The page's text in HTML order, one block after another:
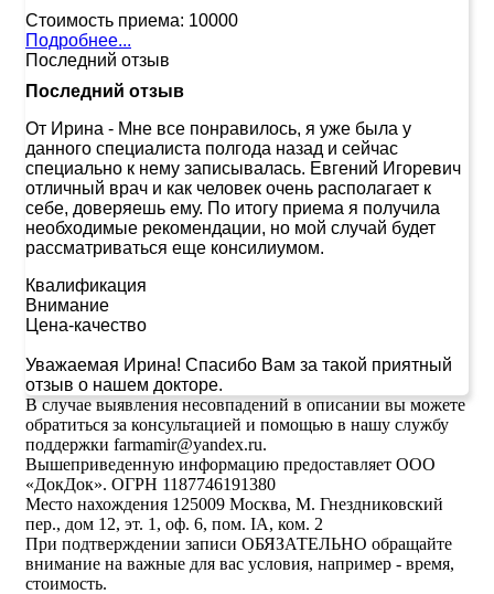
Стоимость приема: 10000
Подробнее...
Последний отзыв
Последний отзыв
От Ирина - Мне все понравилось, я уже была у
данного специалиста полгода назад и сейчас
специально к нему записывалась. Евгений Игоревич
отличный врач и как человек очень располагает к
себе, доверяешь ему. По итогу приема я получила
необходимые рекомендации, но мой случай будет
рассматриваться еще консилиумом.
Квалификация
Внимание
Цена-качество
Уважаемая Ирина! Спасибо Вам за такой приятный
отзыв о нашем докторе.
В случае выявления несовпадений в описании вы можете
обратиться за консультацией и помощью в нашу службу
поддержки farmamir@yandex.ru.
Вышеприведенную информацию предоставляет ООО
«ДокДок». ОГРН 1187746191380
Место нахождения 125009 Москва, М. Гнездниковский
пер., дом 12, эт. 1, оф. 6, пом. IA, ком. 2
При подтверждении записи ОБЯЗАТЕЛЬНО обращайте
внимание на важные для вас условия, например - время,
стоимость.